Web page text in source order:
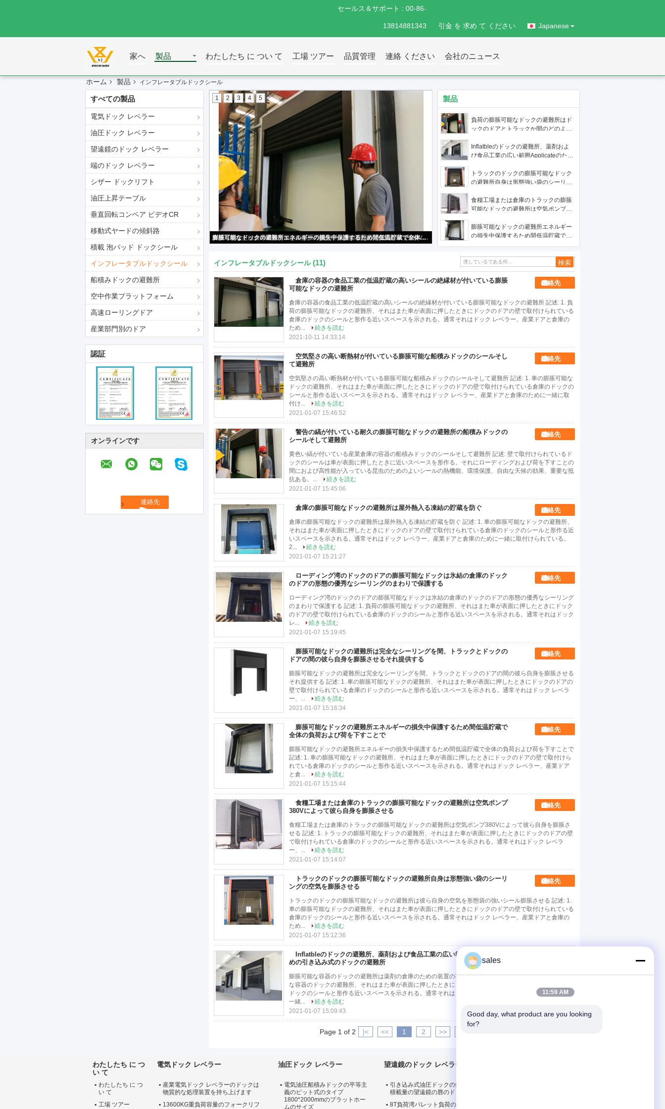
セールス＆サポート : 00-86-
13814881343 引金 を 求め て ください Japanese
家へ 製品 わたしたち に つい て 工場 ツアー 品質管理 連絡 ください 会社のニュース
ホーム 製品 インフレータブルドックシール
すべての製品
電気ドック レベラー
油圧ドック レベラー
望遠鏡のドック レベラー
端のドック レベラー
シザー ドックリフト
油圧上昇テーブル
垂直回転コンベア ビデオCR
移動式ヤードの傾斜路
積載 泡パッド ドックシール
インフレータブルドックシール
船積みドックの避難所
空中作業プラットフォーム
高速ローリングドア
産業部門別のドア
認証
オンラインです
負荷の膨脹可能なドックの避難所はドックのドアとトラックか間のどのよいシーリング エネルギー効率が良い
1 2 3 4 5 製品
負荷の膨脹可能なドックの避難所はド
ックのドアとトラックか間のどのよい
Inflatbleのドックの避難所、薬剤およ
び食品工業の広い範囲Applicateのため
トラックのドックの膨脹可能なドック
の避難所自身は形態強い袋のシーリン
食糧工場または倉庫のトラックの膨脹
可能なドックの避難所は空気ポンプ
膨脹可能なドックの避難所エネルギー
の損失中保護するため間低温貯蔵で全
インフレータブルドックシール (11)
倉庫の容器の食品工業の低温貯蔵の高いシールの絶縁材が付いている膨脹
可能なドックの避難所
連絡先
倉庫の容器の食品工業の低温貯蔵の高いシールの絶縁材が付いている膨脹可能なドックの避難所 記述: 1. 負
荷の膨脹可能なドックの避難所、それはまた車が表面に押したときにドックのドアの壁で取付けられている
倉庫のドックのシールと形作る近いスペースを示される。通常それはドック レベラー、産業ドアと倉庫の
ため...
続きを読む
2021-10-11 14:33:14
空気堅さの高い断熱材が付いている膨脹可能な船積みドックのシールそし
て避難所
連絡先
空気堅さの高い断熱材が付いている膨脹可能な船積みドックのシールそして避難所 記述: 1. 車の膨脹可能な
ドックの避難所、それはまた車が表面に押したときにドックのドアの壁で取付けられている倉庫のドックの
シールと形作る近いスペースを示される。通常それはドック レベラー、産業ドアと倉庫のために一緒に取
付け...
続きを読む
2021-01-07 15:46:52
警告の縞が付いている耐久の膨脹可能なドックの避難所の船積みドックの
シールそして避難所
連絡先
黄色い縞が付いている産業倉庫の容器の船積みドックのシールそして避難所 記述: 壁で取付けられているド
ックのシールは車が表面に押したときに近いスペースを形作る。それにローディングおよび荷を下すことの
間におよび高性能が入っている昆虫のためのよいシールの熱機能、環境保護、自由な天候の効果、重要な抵
抗ある。...
続きを読む
2021-01-07 15:45:06
倉庫の膨脹可能なドックの避難所は屋外熱入る凍結の貯蔵を防ぐ 連絡先
倉庫の膨脹可能なドックの避難所は屋外熱入る凍結の貯蔵を防ぐ 記述: 1. 車の膨脹可能なドックの避難所、
それはまた車が表面に押したときにドックのドアの壁で取付けられている倉庫のドックのシールと形作る近
いスペースを示される。通常それはドック レベラー、産業ドアと倉庫のために一緒に取付けられている。
2...
続きを読む
2021-01-07 15:21:27
ローディング湾のドックのドアの膨脹可能なドックは氷結の倉庫のドック
のドアの形態の優秀なシーリングのまわりで保護する
連絡先
ローディング湾のドックのドアの膨脹可能なドックは氷結の倉庫のドックのドアの形態の優秀なシーリング
のまわりで保護する 記述: 1. 負荷の膨脹可能なドックの避難所、それはまた車が表面に押したときにドック
のドアの壁で取付けられている倉庫のドックのシールと形作る近いスペースを示される。通常それはドック
レ...
続きを読む
2021-01-07 15:19:45
膨脹可能なドックの避難所は完全なシーリングを間、トラックとドックの
ドアの間の彼ら自身を膨脹させるそれ提供する
連絡先
膨脹可能なドックの避難所は完全なシーリングを間、トラックとドックのドアの間の彼ら自身を膨脹させる
それ提供する 記述: 1. 車の膨脹可能なドックの避難所、それはまた車が表面に押したときにドックのドアの
壁で取付けられている倉庫のドックのシールと形作る近いスペースを示される。通常それはドック レベラ
ー、...
続きを読む
2021-01-07 15:16:34
膨脹可能なドックの避難所エネルギーの損失中保護するため間低温貯蔵で
全体の負荷および荷を下すことで
連絡先
膨脹可能なドックの避難所エネルギーの損失中保護するため間低温貯蔵で全体の負荷および荷を下すことで
記述: 1. 車の膨脹可能なドックの避難所、それはまた車が表面に押したときにドックのドアの壁で取付けら
れている倉庫のドックのシールと形作る近いスペースを示される。通常それはドック レベラー、産業ドア
と倉...
続きを読む
2021-01-07 15:15:44
食糧工場または倉庫のトラックの膨脹可能なドックの避難所は空気ポンプ
380Vによって彼ら自身を膨脹させる
連絡先
食糧工場または倉庫のトラックの膨脹可能なドックの避難所は空気ポンプ380Vによって彼ら自身を膨脹さ
せる 記述: 1. トラックの膨脹可能なドックの避難所、それはまた車が表面に押したときにドックのドアの壁
で取付けられている倉庫のドックのシールと形作る近いスペースを示される。通常それはドック レベラ
ー、...
続きを読む
2021-01-07 15:14:07
トラックのドックの膨脹可能なドックの避難所自身は形態強い袋のシーリ
ングの空気を膨脹させる
連絡先
トラックのドックの膨脹可能なドックの避難所は彼ら自身の空気を形態袋の強いシール膨脹させる 記述: 1.
車の膨脹可能なドックの避難所、それはまた車が表面に押したときにドックのドアの壁で取付けられている
倉庫のドックのシールと形作る近いスペースを示される。通常それはドック レベラー、産業ドアと倉庫の
ため...
続きを読む
2021-01-07 15:12:36
Inflatbleのドックの避難所、薬剤および食品工業の広い範囲Applicateのた
めの引き込み式のドックの避難所
膨脹可能な容器のドックの避難所は薬剤の倉庫のための装置の荷を下す強いシールである 記述: 1. 膨脹可能
な容器のドックの避難所、それはまた車が表面に押したときにドックのドアの壁で取付けられている倉庫の
ドックのシールと形作る近いスペースを示される。通常それはドック レベラー、産業ドアと倉庫のために
一緒...
続きを読む
2021-01-07 15:09:43
Page 1 of 2 |< << 1 2 >>
わたしたち に つ
い て
わたしたち に つ
い て
工場 ツアー
電気ドック レベラー
産業電気ドック レベラーのドックは
物質的な処理装置を持ち上げます
13600KG重負荷容量のフォークリフ
油圧ドック レベラー
電気油圧船積みドックの平等主
義のピット式のタイプ
1800*2000mmのプラットホー
ムのサイズ
望遠鏡のドック レベラー
引き込み式油圧ドックの傾斜路、頑丈な
積載量の望遠鏡の唇のドック レベラー
8T負荷湾パレット負荷のための望遠鏡
sales
11:59 AM
Good day, what product are you looking
for?